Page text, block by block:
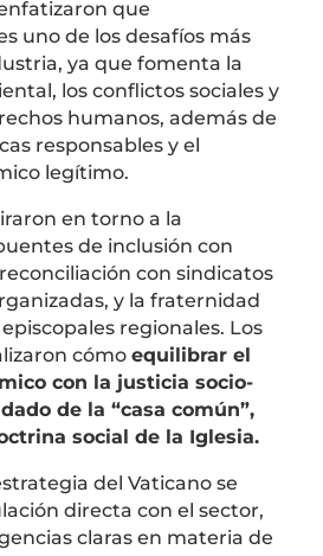
que
uno de los desafíos más
ya que fomenta la
los conflictos sociales y
humanos, además de
responsables y el
legítimo.
en torno a la
de inclusión con
con sindicatos
y la fraternidad
regionales. Los
cómo equilibrar el
con la justicia socio-
de la “casa común”,
social de la Iglesia.
del Vaticano se
directa con el sector,
claras en materia de